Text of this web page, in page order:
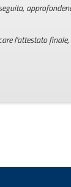
l'attestato